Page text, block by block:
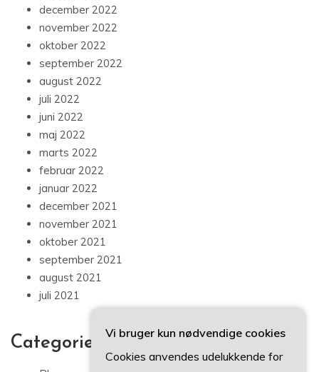
december 2022
november 2022
oktober 2022
september 2022
august 2022
juli 2022
juni 2022
maj 2022
marts 2022
februar 2022
januar 2022
december 2021
november 2021
oktober 2021
september 2021
august 2021
juli 2021
Categories
Vi bruger kun nødvendige cookies
Cookies anvendes udelukkende for